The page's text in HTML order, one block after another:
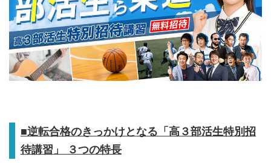
■逆転合格のきっかけとなる「高３部活生特別招
待講習」 ３つの特長